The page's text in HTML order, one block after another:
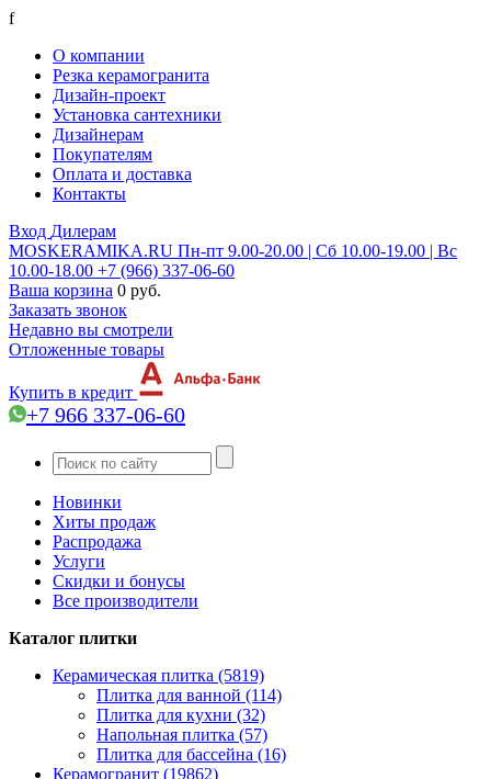
f
О компании
Резка керамогранита
Дизайн-проект
Установка сантехники
Дизайнерам
Покупателям
Оплата и доставка
Контакты
Вход Дилерам
MOSKERAMIKA.RU Пн-пт 9.00-20.00 | Сб 10.00-19.00 | Вс
10.00-18.00 +7 (966) 337-06-60
Ваша корзина 0 руб.
Заказать звонок
Недавно вы смотрели
Отложенные товары
Купить в кредит
+7 966 337-06-60
Новинки
Хиты продаж
Распродажа
Услуги
Скидки и бонусы
Все производители
Каталог плитки
Керамическая плитка (5819)
Плитка для ванной (114)
Плитка для кухни (32)
Напольная плитка (57)
Плитка для бассейна (16)
Керамогранит (19862)